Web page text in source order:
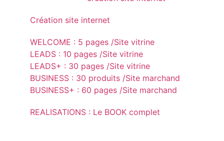
Création site internet
WELCOME : 5 pages /Site vitrine
LEADS : 10 pages /Site vitrine
LEADS+ : 30 pages /Site vitrine
BUSINESS : 30 produits /Site marchand
BUSINESS+ : 60 pages /Site marchand
REALISATIONS : Le BOOK complet